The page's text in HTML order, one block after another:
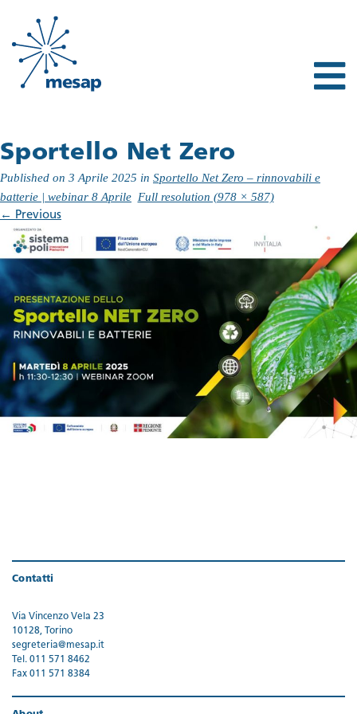
Sportello Net Zero
Published on 3 Aprile 2025 in Sportello Net Zero – rinnovabili e
batterie | webinar 8 Aprile Full resolution (978 × 587)
← Previous
Contatti
Via Vincenzo Vela 23
10128, Torino
segreteria@mesap.it
Tel. 011 571 8462
Fax 011 571 8384